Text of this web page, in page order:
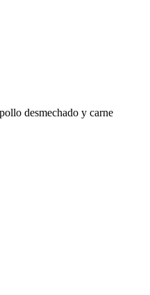
desmechado y carne